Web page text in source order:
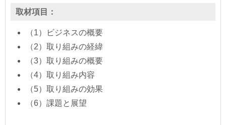
取材項目：
（1）ビジネスの概要
（2）取り組みの経緯
（3）取り組みの概要
（4）取り組み内容
（5）取り組みの効果
（6）課題と展望